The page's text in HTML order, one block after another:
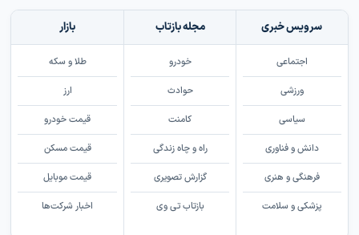
سرویس خبری
اجتماعی
ورزشی
سیاسی
دانش و فناوری
فرهنگی و هنری
پزشکی و سلامت
مجله بازتاب
خودرو
حوادث
کامنت
راه و چاه زندگی
گزارش تصویری
بازتاب تی وی
بازار
طلا و سکه
ارز
قیمت خودرو
قیمت مسکن
قیمت موبایل
اخبار شرکت‌ها